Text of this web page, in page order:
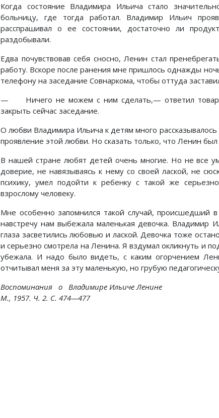
Когда состояние Владимира Ильича стало
больницу, где тогда работал. Владимир Ильич
расспрашивал о ее состоянии, достаточно ли
раздобывали.
Едва почувствовав себя сносно, Ленин стал
работу. Вскоре после ранения мне пришлось однажды
телефону на заседание Совнаркома, чтобы оттуда
— Ничего не можем с ним сделать,— ответил
закрыть сейчас заседание.
О любви Владимира Ильича к детям много
проявление этой любви. Но сказать только, что Ленин
В нашей стране любят детей очень многие. Но не все
доверие, не навязываясь к нему со своей лаской, не
психику, умел подойти к ребенку с такой же
взрослому человеку.
Мне особенно запомнился такой случай, происшедший
навстречу нам выбежала маленькая девочка. Владимир
глаза засветились любовью и лаской. Девочка тоже
и серьезно смотрела на Ленина. Я вздумал окликнуть и
убежала. И надо было видеть, с каким огорчением
отчитывал меня за эту маленькую, но грубую
Воспоминания о Владимире Ильиче Ленине
М., 1957. Ч. 2. С. 474—477